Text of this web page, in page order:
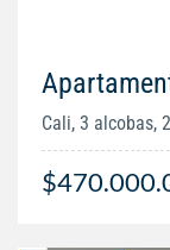
Cali, 3 alcobas,